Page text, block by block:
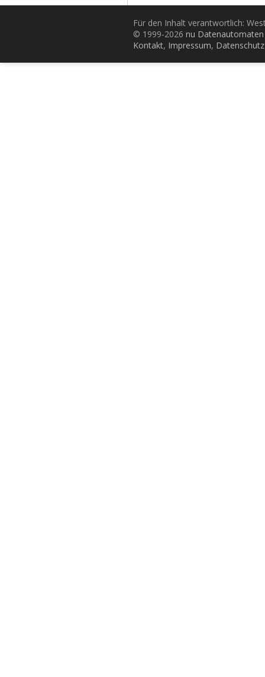
Für den Inhalt verantwortlich:
© 1999-2026 nu
Kontakt, Impressum, Datenschutz